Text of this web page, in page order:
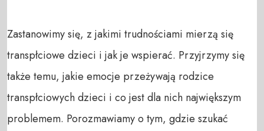
Zastanowimy się, z jakimi trudnościami mierzą się
transpłciowe dzieci i jak je wspierać. Przyjrzymy się
także temu, jakie emocje przeżywają rodzice
transpłciowych dzieci i co jest dla nich największym
problemem. Porozmawiamy o tym, gdzie szukać